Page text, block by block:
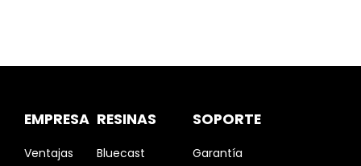
EMPRESA
Ventajas
RESINAS
Bluecast
SOPORTE
Garantía